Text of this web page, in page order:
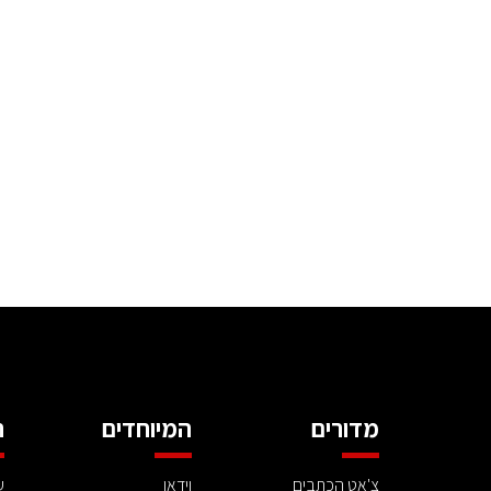
מדורים
צ'אט הכתבים
המיוחדים
וידאו